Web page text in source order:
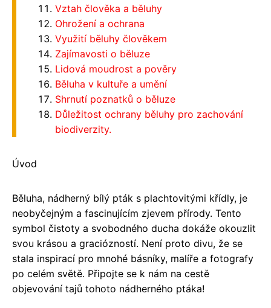
Vztah člověka a běluhy
Ohrožení a ochrana
Využití běluhy člověkem
Zajímavosti o běluze
Lidová moudrost a pověry
Běluha v kultuře a umění
Shrnutí poznatků o běluze
Důležitost ochrany běluhy pro zachování
biodiverzity.
Úvod
Běluha, nádherný bílý pták s plachtovitými křídly, je
neobyčejným a fascinujícím zjevem přírody. Tento
symbol čistoty a svobodného ducha dokáže okouzlit
svou krásou a graciózností. Není proto divu, že se
stala inspirací pro mnohé básníky, malíře a fotografy
po celém světě. Připojte se k nám na cestě
objevování tajů tohoto nádherného ptáka!